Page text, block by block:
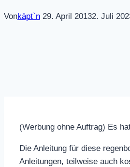
Vonkäpt`n 29. April 20132. Juli
(Werbung ohne Auftrag) Es
Die Anleitung für diese
Anleitungen, teilweise auch